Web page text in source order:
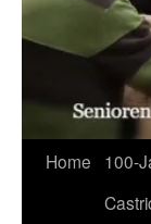
Home
100-